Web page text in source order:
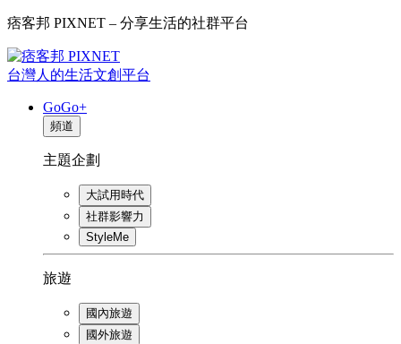
痞客邦 PIXNET – 分享生活的社群平台
台灣人的生活文創平台
GoGo+
頻道
主題企劃
大試用時代
社群影響力
StyleMe
旅遊
國內旅遊
國外旅遊